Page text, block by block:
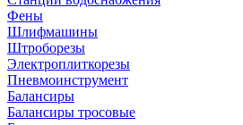
Фены
Шлифмашины
Штроборезы
Электроплиткорезы
Пневмоинструмент
Балансиры
Балансиры тросовые